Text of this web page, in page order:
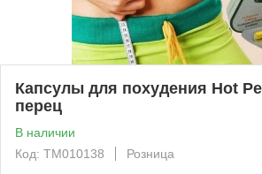
Капсулы для похудения Hot
перец
В наличии
Код: ТМ010138
Розница